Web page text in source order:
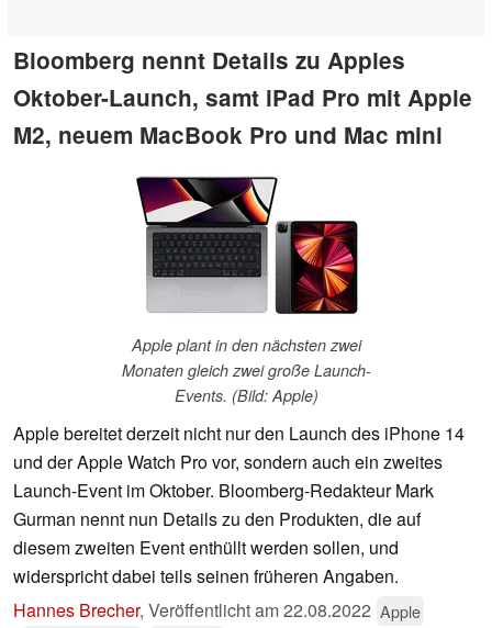
Bloomberg nennt Details zu Apples
Oktober-Launch, samt iPad Pro mit Apple
M2, neuem MacBook Pro und Mac mini
Apple plant in den nächsten zwei
Monaten gleich zwei große Launch-
Events. (Bild: Apple)
Apple bereitet derzeit nicht nur den Launch des iPhone 14
und der Apple Watch Pro vor, sondern auch ein zweites
Launch-Event im Oktober. Bloomberg-Redakteur Mark
Gurman nennt nun Details zu den Produkten, die auf
diesem zweiten Event enthüllt werden sollen, und
widerspricht dabei teils seinen früheren Angaben.
Hannes Brecher, Veröffentlicht am22.08.2022 Apple